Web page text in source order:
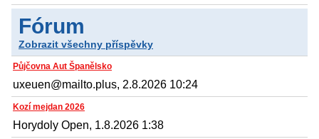
Fórum
Zobrazit všechny příspěvky
Půjčovna Aut Španělsko
uxeuen@mailto.plus, 2.8.2026 10:24
Kozí mejdan 2026
Horydoly Open, 1.8.2026 1:38